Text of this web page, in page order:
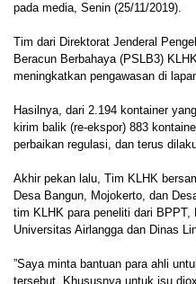
pada media, Senin (25/11/2019).
Tim dari Direktorat Jenderal
Beracun Berbahaya (PSLB3)
meningkatkan pengawasan di
Hasilnya, dari 2.194 kontainer
kirim balik (re-ekspor) 883
perbaikan regulasi, dan terus
Akhir pekan lalu, Tim KLHK
Desa Bangun, Mojokerto, dan
tim KLHK para peneliti dari
Universitas Airlangga dan Dinas
”Saya minta bantuan para ahli
tersebut. Khususnya untuk isu